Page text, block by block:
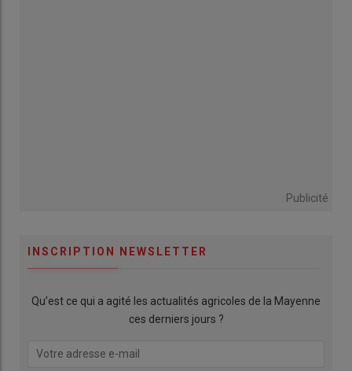
Publicité
INSCRIPTION NEWSLETTER
Qu’est ce qui a agité les actualités agricoles de la Mayenne
ces derniers jours ?